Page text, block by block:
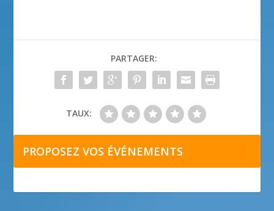
PARTAGER:
TAUX:
PROPOSEZ VOS ÉVÉNEMENTS